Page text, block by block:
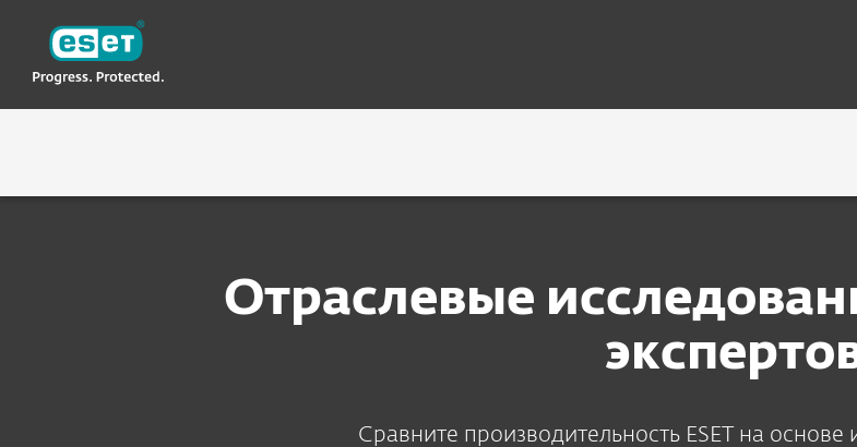
Отраслевые
Сравните производительность ESET на основе
KG-RUО компании
ESET